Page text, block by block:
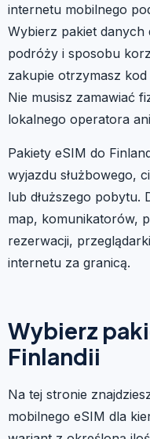
internetu mobilnego
Wybierz pakiet danych
podróży i sposobu
zakupie otrzymasz
Nie musisz zamawiać
lokalnego operatora
Pakiety eSIM do
wyjazdu służbowego,
lub dłuższego pobytu.
map, komunikatorów,
rezerwacji,
internetu za granicą.
Wybierz
Finlandii
Na tej stronie
mobilnego eSIM dla